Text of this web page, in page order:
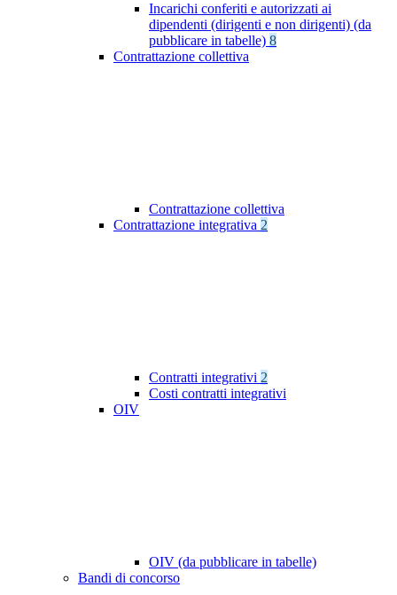
Incarichi conferiti e autorizzati ai
dipendenti (dirigenti e non dirigenti) (da
pubblicare in tabelle) 8
Contrattazione collettiva
Contrattazione collettiva
Contrattazione integrativa 2
Contratti integrativi 2
Costi contratti integrativi
OIV
OIV (da pubblicare in tabelle)
Bandi di concorso